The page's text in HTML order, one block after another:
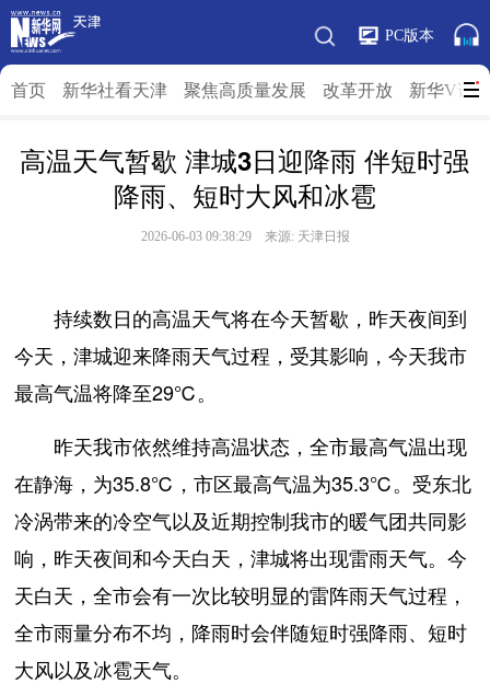
PC版本
首页 新华社看天津 聚焦高质量发展 改革开放 新华V访
高温天气暂歇 津城3日迎降雨 伴短时强
降雨、短时大风和冰雹
2026-06-03 09:38:29 来源: 天津日报
持续数日的高温天气将在今天暂歇，昨天夜间到
今天，津城迎来降雨天气过程，受其影响，今天我市
最高气温将降至29℃。
昨天我市依然维持高温状态，全市最高气温出现
在静海，为35.8℃，市区最高气温为35.3℃。受东北
冷涡带来的冷空气以及近期控制我市的暖气团共同影
响，昨天夜间和今天白天，津城将出现雷雨天气。今
天白天，全市会有一次比较明显的雷阵雨天气过程，
全市雨量分布不均，降雨时会伴随短时强降雨、短时
大风以及冰雹天气。